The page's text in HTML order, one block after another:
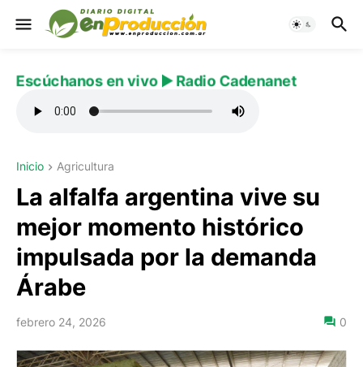
Escúchanos en vivo ▶️ Radio Cadenanet
Inicio Agricultura
La alfalfa argentina vive su
mejor momento histórico
impulsada por la demanda
Árabe
febrero 24, 2026 0